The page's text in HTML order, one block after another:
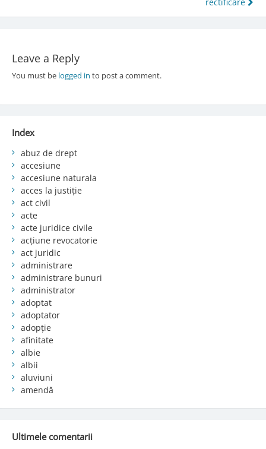
rectificare
Leave a Reply
You must be logged in to post a comment.
Index
abuz de drept
accesiune
accesiune naturala
acces la justiție
act civil
acte
acte juridice civile
acțiune revocatorie
act juridic
administrare
administrare bunuri
administrator
adoptat
adoptator
adopție
afinitate
albie
albii
aluviuni
amendă
Ultimele comentarii